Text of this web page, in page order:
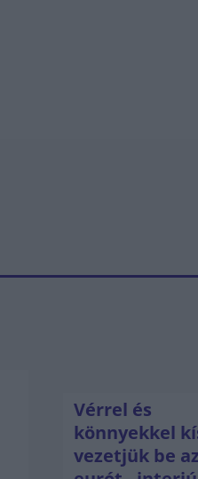
Vérrel és
könnyekkel
vezetjük be az